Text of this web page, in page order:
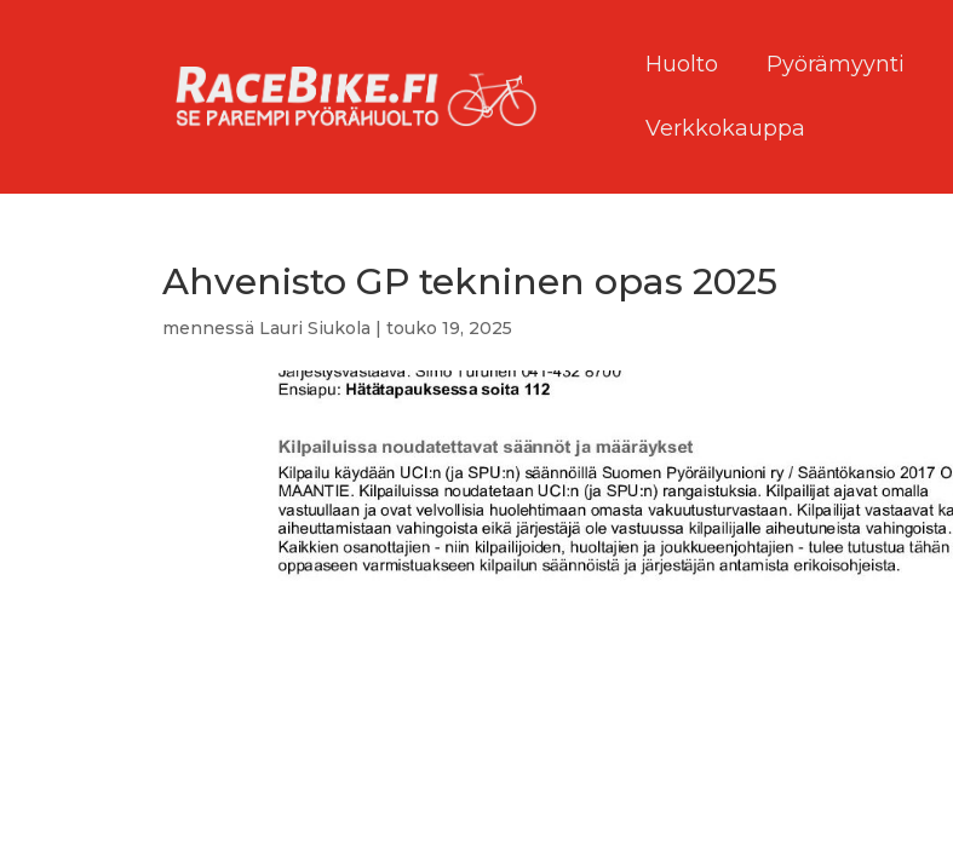
Huolto Pyörämyynti
Verkkokauppa
Ahvenisto GP tekninen opas 2025
mennessä Lauri Siukola |touko 19, 2025